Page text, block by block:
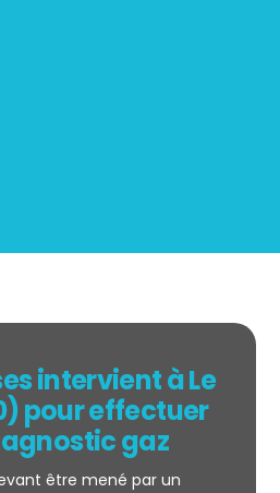
intervient à Le
pour effectuer
gaz
être mené par un